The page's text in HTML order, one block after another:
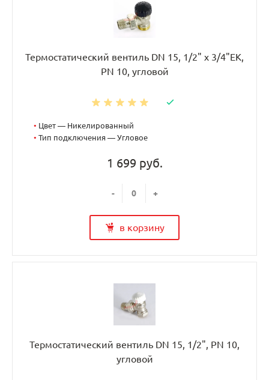
Термостатический вентиль DN 15, 1/2" х 3/4"EK,
PN 10, угловой
• Цвет — Никелированный
• Тип подключения — Угловое
1 699 руб.
- +
в корзину
Термостатический вентиль DN 15, 1/2", PN 10,
угловой